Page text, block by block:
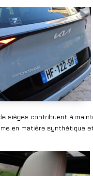
sièges contribuent à
en matière synthétique